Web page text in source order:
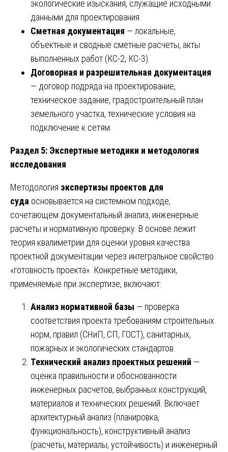
экологические изыскания, служащие исходными
данными для проектирования.
Сметная документация — локальные,
объектные и сводные сметные расчеты, акты
выполненных работ (КС-2, КС-3).
Договорная и разрешительная документация
— договор подряда на проектирование,
техническое задание, градостроительный план
земельного участка, технические условия на
подключение к сетям.
Раздел 5: Экспертные методики и методология
исследования
Методология экспертизы проектов для
суда основывается на системном подходе,
сочетающем документальный анализ, инженерные
расчеты и нормативную проверку. В основе лежит
теория квалиметрии для оценки уровня качества
проектной документации через интегральное свойство
«готовность проекта». Конкретные методики,
применяемые при экспертизе, включают:
Анализ нормативной базы — проверка
соответствия проекта требованиям строительных
норм, правил (СНиП, СП, ГОСТ), санитарных,
пожарных и экологических стандартов.
Технический анализ проектных решений —
оценка правильности и обоснованности
инженерных расчетов, выбранных конструкций,
материалов и технических решений. Включает
архитектурный анализ (планировка,
функциональность), конструктивный анализ
(расчеты, материалы, устойчивость) и инженерный